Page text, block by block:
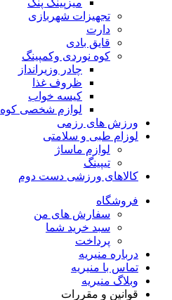
میزپینگ پنگ
تجهیزات شهربازی
دارت
قایق بادی
کوه نوردی وکمپینگ
چادر وزیرانداز
ظروف غذا
کیسه خواب
لوازم شخصی کوه
ورزش های رزمی
لوزام طبی و سلامتی
لوازم ماساژ
تیپینگ
کالاهای ورزشی دست دوم
فروشگاه
سفارش های من
سبد خرید شما
پرداخت
درباره منیریه
تماس با منیریه
وبلاگ منیریه
قوانین و مقررات